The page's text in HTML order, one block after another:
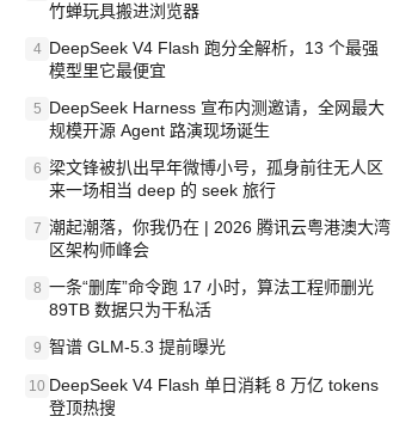
竹蝉玩具搬进浏览器
4 DeepSeek V4 Flash 跑分全解析，13 个最强
模型里它最便宜
5 DeepSeek Harness 宣布内测邀请，全网最大
规模开源 Agent 路演现场诞生
6 梁文锋被扒出早年微博小号，孤身前往无人区
来一场相当 deep 的 seek 旅行
7 潮起潮落，你我仍在 | 2026 腾讯云粤港澳大湾
区架构师峰会
8 一条“删库”命令跑 17 小时，算法工程师删光
89TB 数据只为干私活
9 智谱 GLM-5.3 提前曝光
10 DeepSeek V4 Flash 单日消耗 8 万亿 tokens
登顶热搜